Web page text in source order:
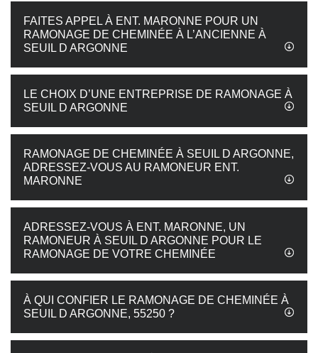
FAITES APPEL À ENT. MARONNE POUR UN
RAMONAGE DE CHEMINÉE À L’ANCIENNE À
SEUIL D ARGONNE
LE CHOIX D’UNE ENTREPRISE DE RAMONAGE À
SEUIL D ARGONNE
RAMONAGE DE CHEMINÉE À SEUIL D ARGONNE,
ADRESSEZ-VOUS AU RAMONEUR ENT.
MARONNE
ADRESSEZ-VOUS À ENT. MARONNE, UN
RAMONEUR À SEUIL D ARGONNE POUR LE
RAMONAGE DE VOTRE CHEMINÉE
À QUI CONFIER LE RAMONAGE DE CHEMINÉE À
SEUIL D ARGONNE, 55250 ?